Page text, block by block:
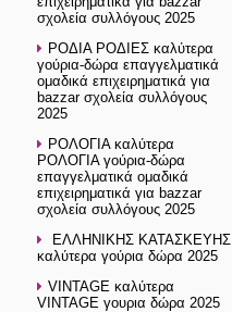
σχολεία συλλόγους 2025
ΡΟΔΙΑ ΡΟΔΙΕΣ καλύτερα
γούρια-δώρα επαγγελματικά
ομαδικά επιχειρηματικά για
bazzar σχολεία συλλόγους
2025
ΡΟΛΟΓΙΑ καλύτερα
ΡΟΛΟΓΙΑ γούρια-δώρα
επαγγελματικά ομαδικά
επιχειρηματικά για bazzar
σχολεία συλλόγους 2025
ΕΛΛΗΝΙΚΗΣ ΚΑΤΑΣΚΕΥΗΣ
καλύτερα γούρια δώρα 2025
VINTAGE καλύτερα
VINTAGE γουρια δώρα 2025